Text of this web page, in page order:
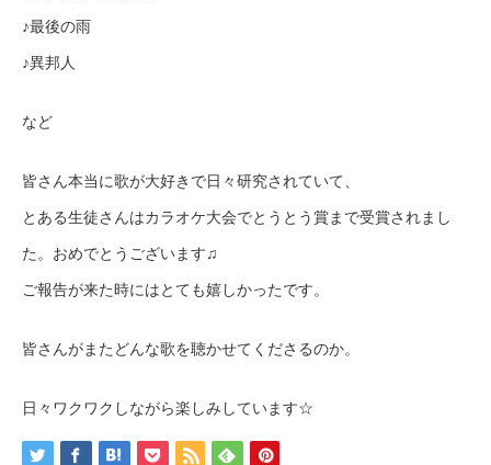
♪最後の雨
♪異邦人
など
皆さん本当に歌が大好きで日々研究されていて、
とある生徒さんはカラオケ大会でとうとう賞まで受賞されまし
た。おめでとうございます♫
ご報告が来た時にはとても嬉しかったです。
皆さんがまたどんな歌を聴かせてくださるのか。
日々ワクワクしながら楽しみしています☆